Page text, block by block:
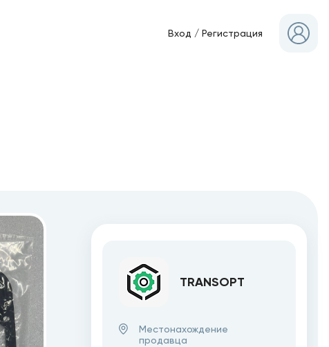
Вход /Регистрация
TRANSOPT
Местонахождение
продавца